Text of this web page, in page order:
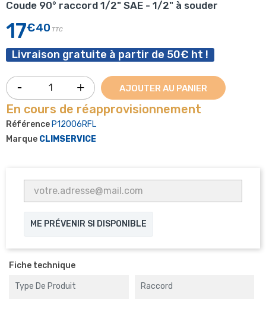
Coude 90° raccord 1/2" SAE - 1/2" à souder
17€40 TTC
Livraison gratuite à partir de 50€ ht !
AJOUTER AU PANIER
En cours de réapprovisionnement
Référence P12006RFL
Marque CLIMSERVICE
ME PRÉVENIR SI DISPONIBLE
Fiche technique
Type De Produit Raccord